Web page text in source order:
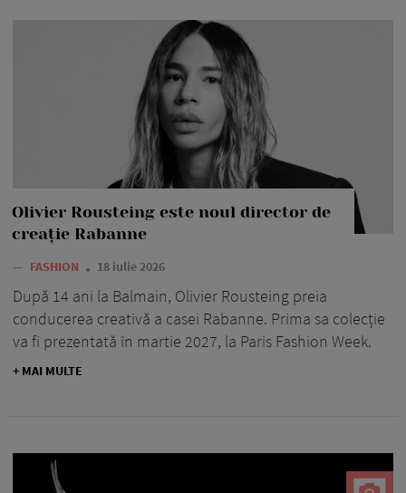
Olivier Rousteing este noul director de
creație Rabanne
— FASHION 18 iulie 2026
După 14 ani la Balmain, Olivier Rousteing preia
conducerea creativă a casei Rabanne. Prima sa colecție
va fi prezentată în martie 2027, la Paris Fashion Week.
+ MAI MULTE